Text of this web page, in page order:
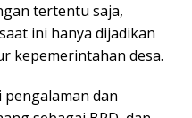
tertentu saja,
ini hanya dijadikan
kepemerintahan desa.
dan